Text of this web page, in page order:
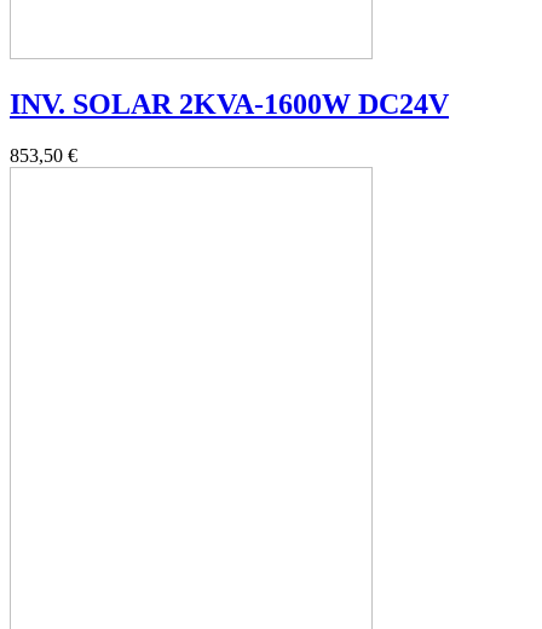
INV. SOLAR 2KVA-1600W DC24V
853,50 €